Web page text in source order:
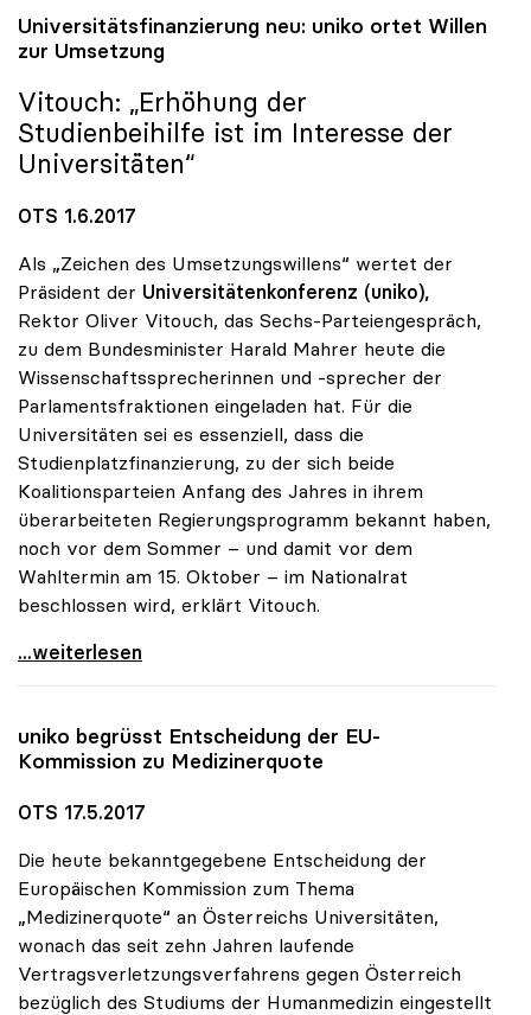
Universitätsfinanzierung neu: uniko ortet Willen
zur Umsetzung
Vitouch: „Erhöhung der
Studienbeihilfe ist im Interesse der
Universitäten“
OTS 1.6.2017
Als „Zeichen des Umsetzungswillens“ wertet der
Präsident der Universitätenkonferenz (uniko),
Rektor Oliver Vitouch, das Sechs-Parteiengespräch,
zu dem Bundesminister Harald Mahrer heute die
Wissenschaftssprecherinnen und -sprecher der
Parlamentsfraktionen eingeladen hat. Für die
Universitäten sei es essenziell, dass die
Studienplatzfinanzierung, zu der sich beide
Koalitionsparteien Anfang des Jahres in ihrem
überarbeiteten Regierungsprogramm bekannt haben,
noch vor dem Sommer – und damit vor dem
Wahltermin am 15. Oktober – im Nationalrat
beschlossen wird, erklärt Vitouch.
Universitätsfinanzierung neu: uniko ortet Willen
...weiterlesen
uniko begrüsst Entscheidung der EU-
Kommission zu Medizinerquote
OTS 17.5.2017
Die heute bekanntgegebene Entscheidung der
Europäischen Kommission zum Thema
„Medizinerquote“ an Österreichs Universitäten,
wonach das seit zehn Jahren laufende
Vertragsverletzungsverfahrens gegen Österreich
bezüglich des Studiums der Humanmedizin eingestellt